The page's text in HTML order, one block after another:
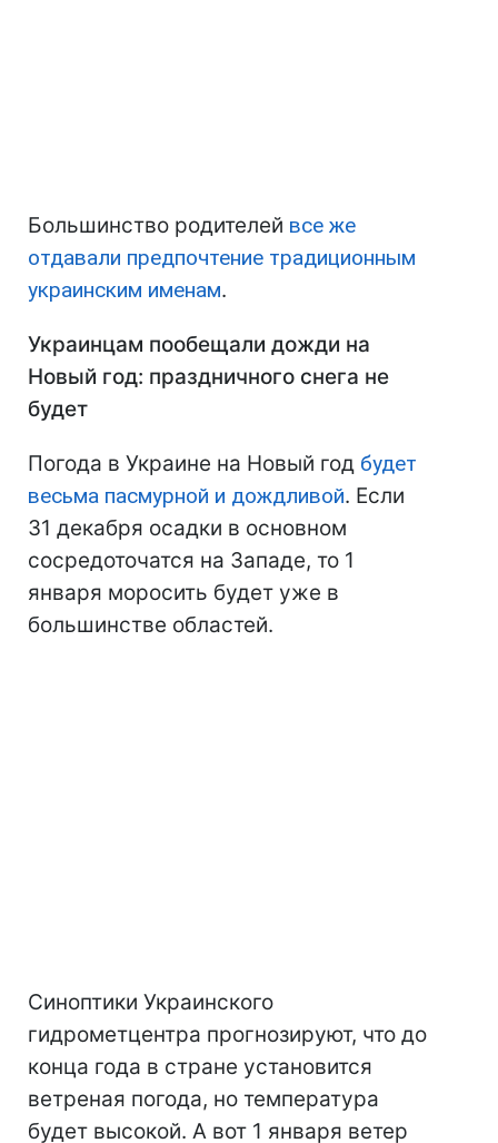
Большинство родителей все же
отдавали предпочтение традиционным
украинским именам.
Украинцам пообещали дожди на
Новый год: праздничного снега не
будет
Погода в Украине на Новый год будет
весьма пасмурной и дождливой. Если
31 декабря осадки в основном
сосредоточатся на Западе, то 1
января моросить будет уже в
большинстве областей.
Синоптики Украинского
гидрометцентра прогнозируют, что до
конца года в стране установится
ветреная погода, но температура
будет высокой. А вот 1 января ветер